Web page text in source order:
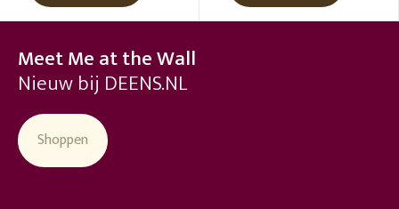
Meet Me at the Wall
Nieuw bij DEENS.NL
Shoppen